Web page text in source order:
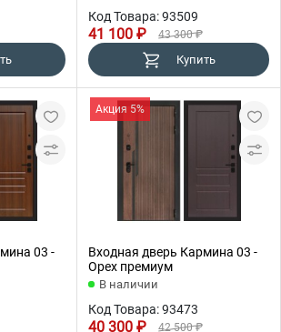
Код Товара: 93509
41 100 ₽ 43 300 ₽
Купить
03 -
Акция 5%
Входная дверь Кармина 03 -
Орех премиум
В наличии
Код Товара: 93473
40 300 ₽ 42 500 ₽